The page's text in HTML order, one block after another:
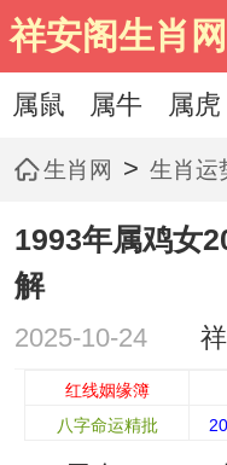
祥安阁生肖网
属鼠 属牛 属虎
生肖网 > 生肖运
1993年属鸡女
解
2025-10-24
红线姻缘簿
八字命运精批